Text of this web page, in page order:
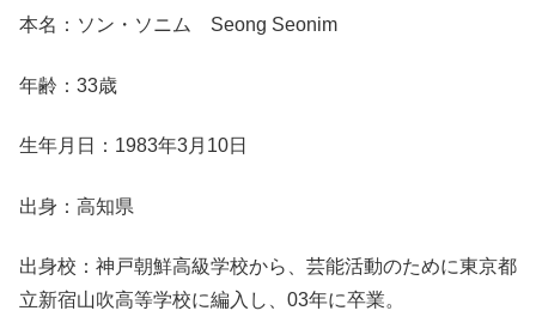
本名：ソン・ソニム Seong Seonim
年齢：33歳
生年月日：1983年3月10日
出身：高知県
出身校：神戸朝鮮高級学校から、芸能活動のために東京都
立新宿山吹高等学校に編入し、03年に卒業。